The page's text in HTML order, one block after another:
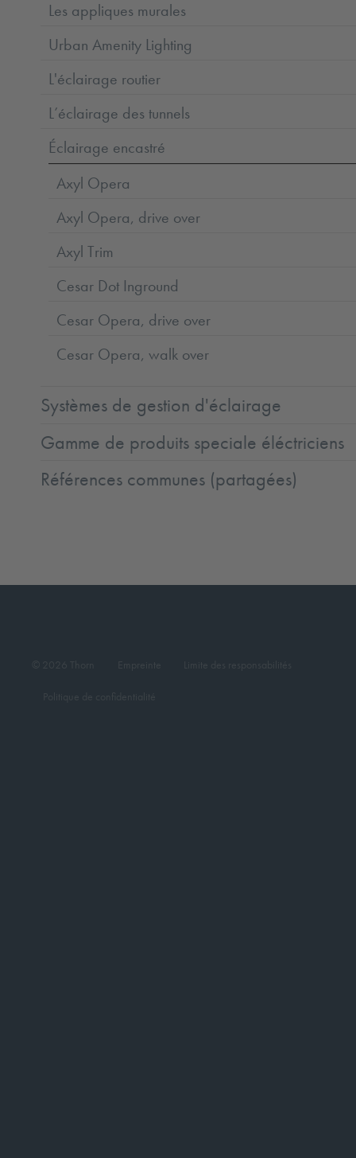
Les appliques murales
Urban Amenity Lighting
L'éclairage routier
L’éclairage des tunnels
Éclairage encastré
Axyl Opera
Axyl Opera, drive over
Axyl Trim
Cesar Dot Inground
Cesar Opera, drive over
Cesar Opera, walk over
Systèmes de gestion d'éclairage
Gamme de produits speciale éléctriciens
Références communes (partagées)